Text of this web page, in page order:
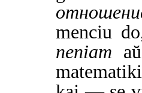
menciu
neniam